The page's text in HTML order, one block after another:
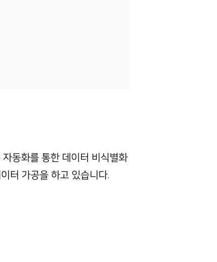
동화를 통한 데이터 비식별화
터 가공을 하고 있습니다.